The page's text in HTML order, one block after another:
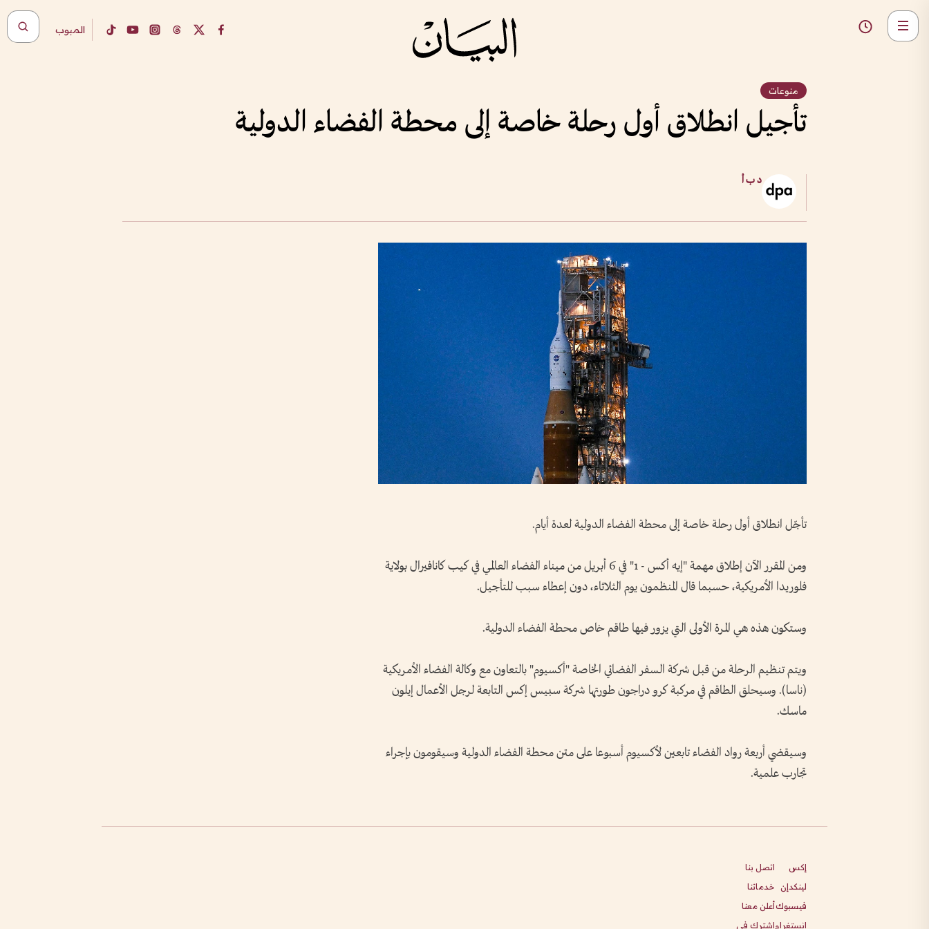
المبوب
منوعات
تأجيل انطلاق أول رحلة خاصة إلى محطة الفضاء الدولية
د ب أ
تأجّل انطلاق أول رحلة خاصة إلى محطة الفضاء الدولية لعدة أيام.
ومن المقرر الآن إطلاق مهمة "إيه أكس - 1" في 6 أبريل من ميناء الفضاء العالمي في كيب كانافيرال بولاية
فلوريدا الأمريكية، حسبما قال المنظمون يوم الثلاثاء، دون إعطاء سبب للتأجيل.
وستكون هذه هي المرة الأولى التي يزور فيها طاقم خاص محطة الفضاء الدولية.
ويتم تنظيم الرحلة من قبل شركة السفر الفضائي الخاصة "أكسيوم" بالتعاون مع وكالة الفضاء الأمريكية
(ناسا). وسيحلق الطاقم في مركبة كرو دراجون طورتها شركة سبيس إكس التابعة لرجل الأعمال إيلون
ماسك.
وسيقضي أربعة رواد الفضاء تابعين لأكسيوم أسبوعا على متن محطة الفضاء الدولية وسيقومون بإجراء
تجارب علمية.
إكس
لينكدإن
فيسبوك
انستغرام
اتصل بنا
خدماتنا
أعلن معنا
اشترك في